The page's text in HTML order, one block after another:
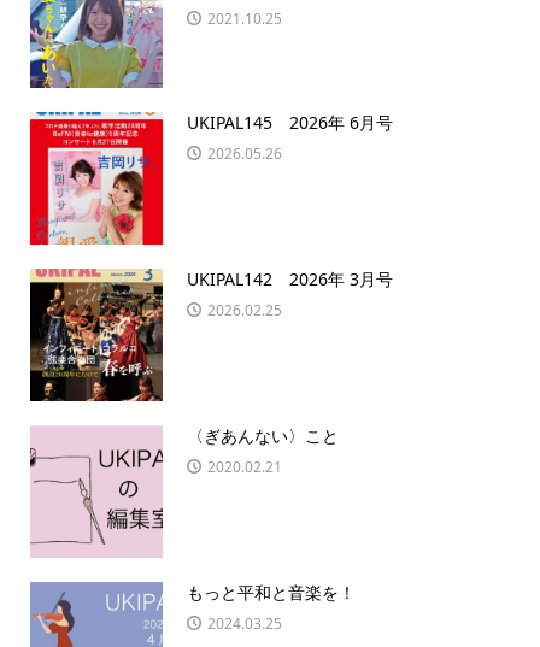
2021.10.25
UKIPAL145 2026年 6月号
2026.05.26
UKIPAL142 2026年 3月号
2026.02.25
〈ぎあんない〉こと
2020.02.21
もっと平和と音楽を！
2024.03.25